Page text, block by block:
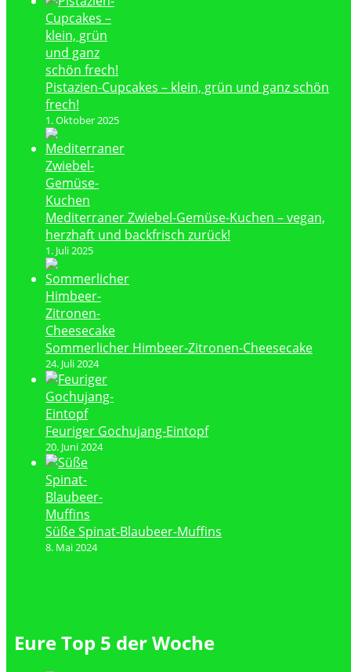
Pistazien-Cupcakes – klein, grün und ganz schön
frech!
1. Oktober 2025
Mediterraner Zwiebel-Gemüse-Kuchen – vegan,
herzhaft und backfrisch zurück!
1. Juli 2025
Sommerlicher Himbeer-Zitronen-Cheesecake
24. Juli 2024
Feuriger Gochujang-Eintopf
20. Juni 2024
Süße Spinat-Blaubeer-Muffins
8. Mai 2024
Eure Top 5 der Woche